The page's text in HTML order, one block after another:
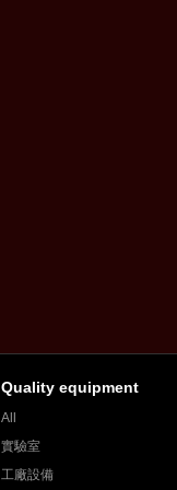
Quality equipment
All
實驗室
工廠設備